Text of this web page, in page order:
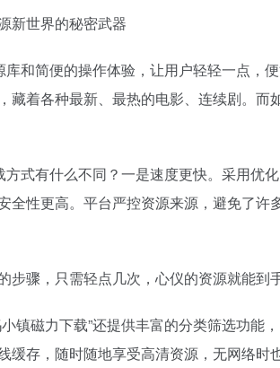
库和简便的操作体验，让用户轻轻一点，
藏着各种最新、最热的电影、连续剧。
方式有什么不同？一是速度更快。采用优
全性更高。平台严控资源来源，避免了
骤，只需轻点几次，心仪的资源就能到手
镇磁力下载”还提供丰富的分类筛选功能
缓存，随时随地享受高清资源，无网络时